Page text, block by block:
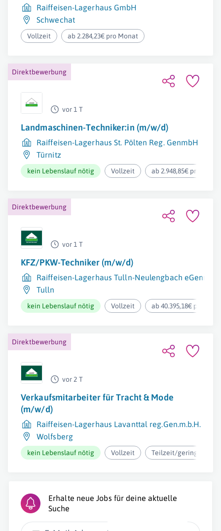
Raiffeisen-Lagerhaus GmbH
Schwechat
Vollzeit ab 2.284,23€ pro Monat
Direktbewerbung
vor 1 T
Landmaschinen-Techniker:in (m/w/d)
Raiffeisen-Lagerhaus St. Pölten Reg. GenmbH
Türnitz
kein Lebenslauf nötig Vollzeit ab 2.948,85€ pro
Direktbewerbung
vor 1 T
KFZ/PKW-Techniker (m/w/d)
Raiffeisen-Lagerhaus Tulln-Neulengbach eGenmbH
Tulln
kein Lebenslauf nötig Vollzeit ab 40.395,18€ pro Jahr
Direktbewerbung
vor 2 T
Verkaufsmitarbeiter für Tracht & Mode
(m/w/d)
Raiffeisen-Lagerhaus Lavanttal reg.Gen.m.b.H.
Wolfsberg
kein Lebenslauf nötig Vollzeit Teilzeit/geringfügig
Erhalte neue Jobs für deine aktuelle
Suche